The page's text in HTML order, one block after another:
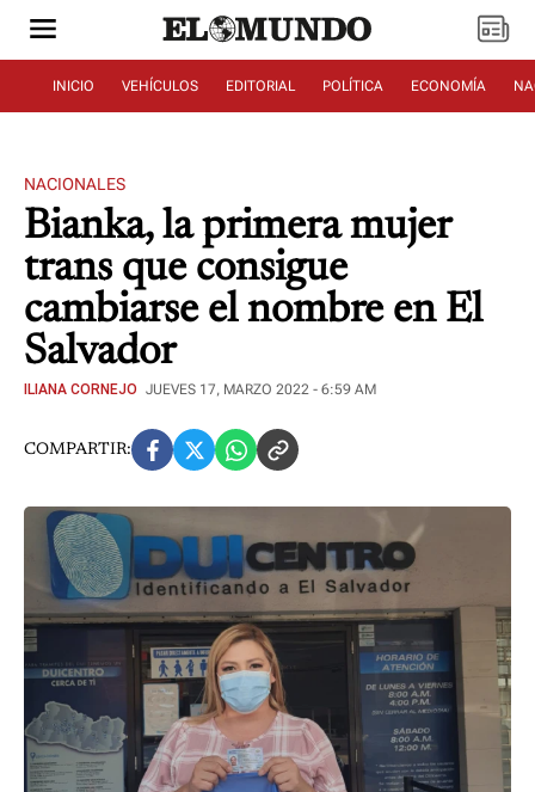
INICIO VEHÍCULOS EDITORIAL POLÍTICA ECONOMÍA
NACIONALES
Bianka, la primera mujer
trans que consigue
cambiarse el nombre en El
Salvador
ILIANA CORNEJO JUEVES 17, MARZO 2022 - 6:59 AM
COMPARTIR: